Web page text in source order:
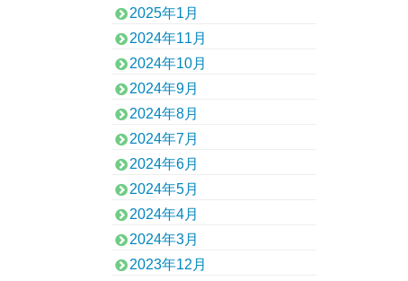
2025年1月
2024年11月
2024年10月
2024年9月
2024年8月
2024年7月
2024年6月
2024年5月
2024年4月
2024年3月
2023年12月